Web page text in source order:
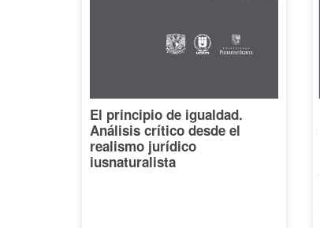
El principio de igualdad.
Análisis crítico desde el
realismo jurídico
iusnaturalista